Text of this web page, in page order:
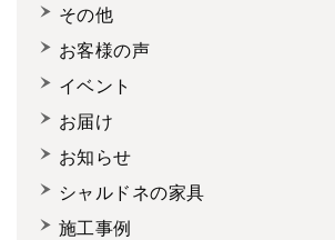
その他
お客様の声
イベント
お届け
お知らせ
シャルドネの家具
施工事例